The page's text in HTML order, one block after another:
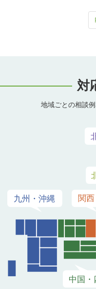
対
地域ごとの相談